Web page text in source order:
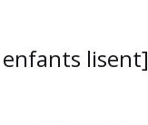
lisent]